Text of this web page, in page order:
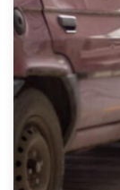
auto gratis
contact op of
direct een
aanvragen?
kenteken in
Wij kunnen u
eigenlijk alle